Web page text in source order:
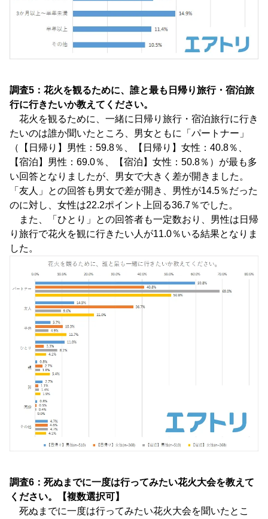
調査5：花火を観るために、誰と最も日帰り旅行・宿泊旅
行に行きたいか教えてください。
花火を観るために、一緒に日帰り旅行・宿泊旅行に行き
たいのは誰か聞いたところ、男女ともに「パートナー」
（【日帰り】男性：59.8％、【日帰り】女性：40.8％、
【宿泊】男性：69.0％、【宿泊】女性：50.8％）が最も多
い回答となりましたが、男女で大きく差が開きました。
「友人」との回答も男女で差が開き、男性が14.5％だった
のに対し、女性は22.2ポイント上回る36.7％でした。
また、「ひとり」との回答者も一定数おり、男性は日帰
り旅行で花火を観に行きたい人が11.0％いる結果となりま
した。
調査6：死ぬまでに一度は行ってみたい花火大会を教えて
ください。【複数選択可】
死ぬまでに一度は行ってみたい花火大会を聞いたとこ